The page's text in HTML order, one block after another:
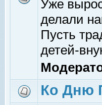
Уже
делали
Пусть
детей-
Ко Дню